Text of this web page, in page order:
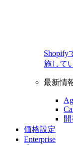
Shopify
施して
最新情
価格設定
Enterprise